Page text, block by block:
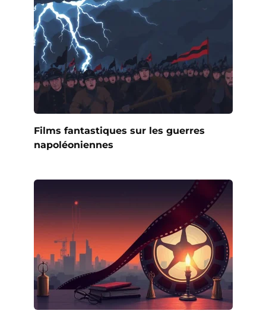
Films fantastiques sur les guerres
napoléoniennes